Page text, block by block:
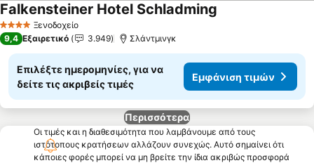
4 ΑστέριαΞενοδοχείο
Falkensteiner Hotel Schladming
9,4 Εξαιρετικό 3.949 Σλάντμινγκ
Επιλέξτε ημερομηνίες, για να
δείτε τις ακριβείς τιμές
Εμφάνιση τιμών
Περισσότερα
Οι τιμές και η διαθεσιμότητα που λαμβάνουμε από τους
ιστότοπους κρατήσεων αλλάζουν συνεχώς. Αυτό σημαίνει ότι
κάποιες φορές μπορεί να μη βρείτε την ίδια ακριβώς προσφορά